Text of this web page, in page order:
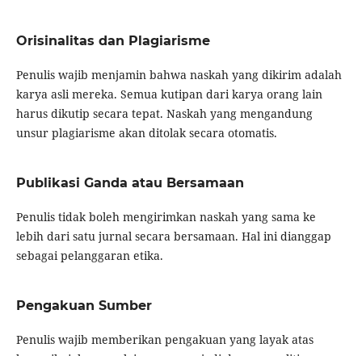
Orisinalitas dan Plagiarisme
Penulis wajib menjamin bahwa naskah yang dikirim adalah
karya asli mereka. Semua kutipan dari karya orang lain
harus dikutip secara tepat. Naskah yang mengandung
unsur plagiarisme akan ditolak secara otomatis.
Publikasi Ganda atau Bersamaan
Penulis tidak boleh mengirimkan naskah yang sama ke
lebih dari satu jurnal secara bersamaan. Hal ini dianggap
sebagai pelanggaran etika.
Pengakuan Sumber
Penulis wajib memberikan pengakuan yang layak atas